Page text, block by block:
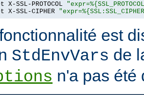
X-SSL-PROTOCOL
X-SSL-CIPHER
est
StdEnvVars de
n'a pas été